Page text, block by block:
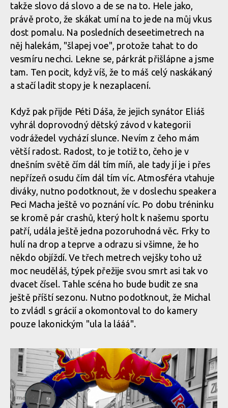
Report z Czech Downtown Series: Svatou horou nejrychleji
prolétl Leták
Report z Czech Downtown Series: Svatou horou nejrychleji
prolétl Leták
Report z Czech Downtown Series: Svatou horou nejrychleji
prolétl Leták
Report z Czech Downtown Series: Svatou horou nejrychleji
prolétl Leták
Report z Czech Downtown Series: Svatou horou nejrychleji
prolétl Leták
Report z Czech Downtown Series: Svatou horou nejrychleji
prolétl Leták
takže slovo dá slovo a de se na to. Hele jako,
právě proto, že skákat umí na to jede na můj vkus
dost pomalu. Na posledních deseetimetrech na
něj halekám, "šlapej voe", protože tahat to do
vesmíru nechci. Lekne se, párkrát přišlápne a jsme
tam. Ten pocit, když víš, že to máš celý naskákaný
a stačí ladit stopy je k nezaplacení.
Když pak přijde Péti Dáša, že jejich synátor Eliáš
vyhrál doprovodný dětský závod v kategorii
vodrážedel vychází slunce. Nevím z čeho mám
větší radost. Radost, to je totiž to, čeho je v
dnešním světě čím dál tím míň, ale tady jí je i přes
nepřízeň osudu čím dál tím víc. Atmosféra vtahuje
diváky, nutno podotknout, že v doslechu speakera
Peci Macha ještě vo poznání víc. Po dobu tréninku
se kromě pár crashů, který holt k našemu sportu
patří, udála ještě jedna pozoruhodná věc. Frky to
hulí na drop a teprve a odrazu si všimne, že ho
někdo objíždí. Ve třech metrech vejšky toho už
moc neuděláš, týpek přežije svou smrt asi tak vo
dvacet čísel. Tahle scéna ho bude budit ze sna
ještě příští sezonu. Nutno podotknout, že Michal
to zvládl s grácií a okomontoval to do kamery
pouze lakonickým "ula la lááá".